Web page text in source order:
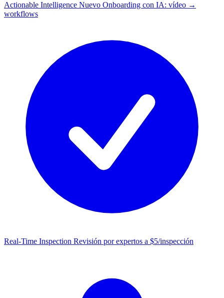
Actionable Intelligence Nuevo Onboarding con IA: vídeo →
workflows
Real-Time Inspection Revisión por expertos a $5/inspección